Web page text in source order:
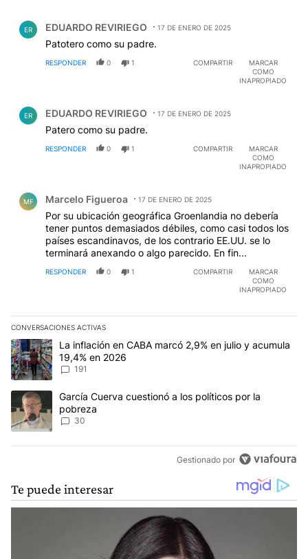
ER EDUARDO REVIRIEGO 17 DE ENERO DE 2025
Patotero como su padre.
RESPONDER 0 1 COMPARTIR
MARCAR
COMO
INAPROPIADO
ER EDUARDO REVIRIEGO 17 DE ENERO DE 2025
Patero como su padre.
RESPONDER 0 1 COMPARTIR
MARCAR
COMO
INAPROPIADO
MF Marcelo Figueroa 17 DE ENERO DE 2025
Por su ubicación geográfica Groenlandia no debería
tener puntos demasiados débiles, como casi todos los
países escandinavos, de los contrario EE.UU. se lo
terminará anexando o algo parecido. En fin...
RESPONDER 0 1 COMPARTIR
MARCAR
COMO
INAPROPIADO
CONVERSACIONES ACTIVAS
Este listado muestra los artículos con más comentarios en los
Un artículo de tendencia con el título "La inflación en CABA
La inflación en CABA marcó 2,9% en julio y acumula
19,4% en 2026
191
Un artículo de tendencia con el título "García Cuerva cuestionó
García Cuerva cuestionó a los políticos por la
pobreza
30
Gestionado por